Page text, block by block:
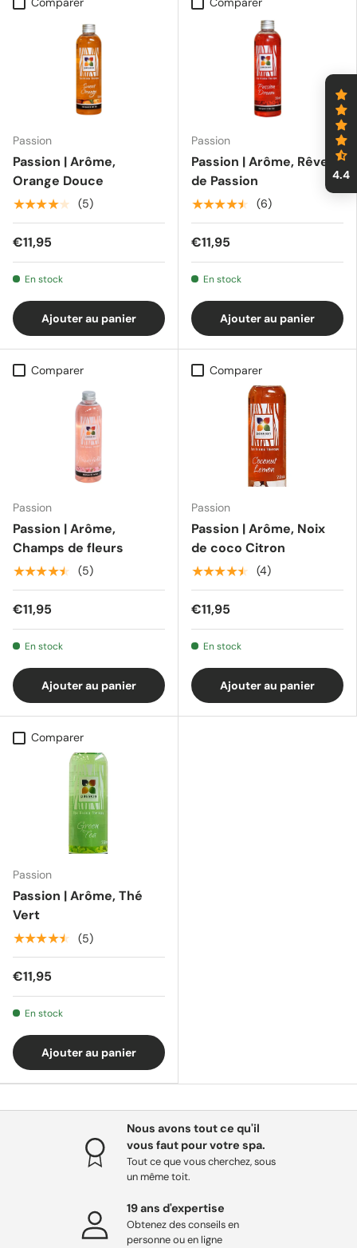
Passion
Passion | Arôme,
Orange Douce
★★★★★ (5)
€11,95
En stock
Ajouter au panier
Passion
Passion | Arôme, Rêve
de Passion
★★★★★ (6)
€11,95
En stock
Ajouter au panier
Comparer
Passion
Passion | Arôme,
Champs de fleurs
★★★★★ (5)
€11,95
En stock
Ajouter au panier
Comparer
Passion
Passion | Arôme, Noix
de coco Citron
★★★★★ (4)
€11,95
En stock
Ajouter au panier
Comparer
Passion
Passion | Arôme, Thé
Vert
★★★★★ (5)
€11,95
En stock
Ajouter au panier
Nous avons tout ce qu'il
vous faut pour votre spa.
Tout ce que vous cherchez, sous
un même toit.
19 ans d'expertise
Obtenez des conseils en
personne ou en ligne
4.4